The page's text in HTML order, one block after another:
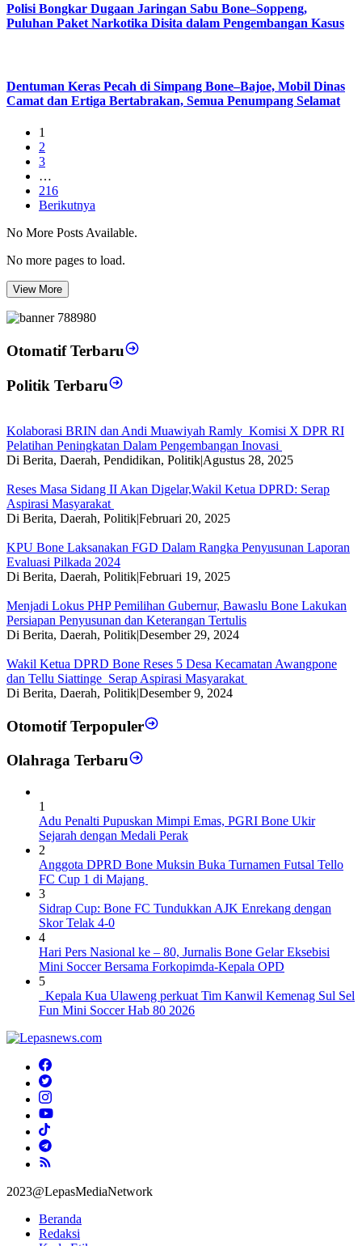
Polisi Bongkar Dugaan Jaringan Sabu Bone–Soppeng,
Puluhan Paket Narkotika Disita dalam Pengembangan Kasus
Dentuman Keras Pecah di Simpang Bone–Bajoe, Mobil Dinas
Camat dan Ertiga Bertabrakan, Semua Penumpang Selamat
1
2
3
…
216
Berikutnya
No More Posts Available.
No more pages to load.
View More
Otomatif Terbaru
Politik Terbaru
Kolaborasi BRIN dan Andi Muawiyah Ramly Komisi X DPR RI
Pelatihan Peningkatan Dalam Pengembangan Inovasi
Di Berita, Daerah, Pendidikan, Politik|Agustus 28, 2025
Reses Masa Sidang II Akan Digelar,Wakil Ketua DPRD: Serap
Aspirasi Masyarakat
Di Berita, Daerah, Politik|Februari 20, 2025
KPU Bone Laksanakan FGD Dalam Rangka Penyusunan Laporan
Evaluasi Pilkada 2024
Di Berita, Daerah, Politik|Februari 19, 2025
Menjadi Lokus PHP Pemilihan Gubernur, Bawaslu Bone Lakukan
Persiapan Penyusunan dan Keterangan Tertulis
Di Berita, Daerah, Politik|Desember 29, 2024
Wakil Ketua DPRD Bone Reses 5 Desa Kecamatan Awangpone
dan Tellu Siattinge Serap Aspirasi Masyarakat
Di Berita, Daerah, Politik|Desember 9, 2024
Otomotif Terpopuler
Olahraga Terbaru
1
Adu Penalti Pupuskan Mimpi Emas, PGRI Bone Ukir
Sejarah dengan Medali Perak
2
Anggota DPRD Bone Muksin Buka Turnamen Futsal Tello
FC Cup 1 di Majang
3
Sidrap Cup: Bone FC Tundukkan AJK Enrekang dengan
Skor Telak 4-0
4
Hari Pers Nasional ke – 80, Jurnalis Bone Gelar Eksebisi
Mini Soccer Bersama Forkopimda-Kepala OPD
5
Kepala Kua Ulaweng perkuat Tim Kanwil Kemenag Sul Sel
Fun Mini Soccer Hab 80 2026
2023@LepasMediaNetwork
Beranda
Redaksi